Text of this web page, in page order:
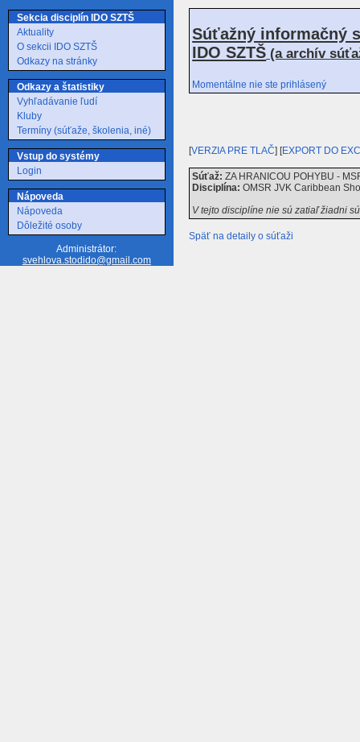
Sekcia disciplín IDO SZTŠ
Aktuality
O sekcii IDO SZTŠ
Odkazy na stránky
Odkazy a štatistiky
Vyhľadávanie ľudí
Kluby
Termíny (súťaže, školenia, iné)
Vstup do systémy
Login
Nápoveda
Nápoveda
Dôležité osoby
Administrátor:
svehlova.stodido@gmail.com
Súťažný informačný
IDO SZTŠ (a archív
Momentálne nie ste prihlásený
[VERZIA PRE TLAČ] [EXPORT DO
Súťaž: ZA HRANICOU POHYBU -
Disciplína: OMSR JVK Caribbean
V tejto disciplíne nie sú zatiaľ žiadni
Späť na detaily o súťaži